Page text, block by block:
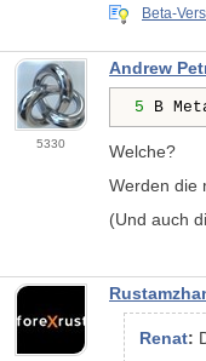
Beta-
5330
Andrew
5 В
Welche?
Werden die
(Und auch
Renat: